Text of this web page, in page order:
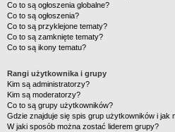
Co to są ogłoszenia globalne?
Co to są ogłoszenia?
Co to są przyklejone tematy?
Co to są zamknięte tematy?
Co to są ikony tematu?
Rangi użytkownika i grupy
Kim są administratorzy?
Kim są moderatorzy?
Co to są grupy użytkowników?
Gdzie znajduje się spis grup użytkowników i jak
W jaki sposób można zostać liderem grupy?